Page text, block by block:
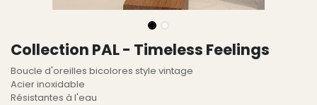
Collection PAL - Timeless Feelings
Boucle d'oreilles bicolores style vintage
Acier inoxidable
Résistantes à l'eau